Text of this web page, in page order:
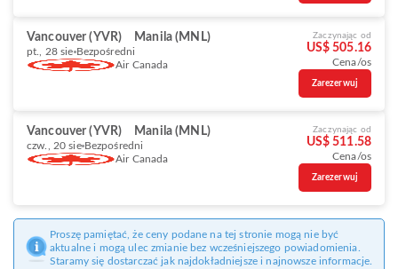
Vancouver (YVR) Manila (MNL)
pt., 28 sie Bezpośredni
Air Canada
Zaczynając od
US$ 505.16
Cena/os
Zarezerwuj
Vancouver (YVR) Manila (MNL)
czw., 20 sie Bezpośredni
Air Canada
Zaczynając od
US$ 511.58
Cena/os
Zarezerwuj
Proszę pamiętać, że ceny podane na tej stronie mogą nie być
aktualne i mogą ulec zmianie bez wcześniejszego powiadomienia.
Staramy się dostarczać jak najdokładniejsze i najnowsze informacje.